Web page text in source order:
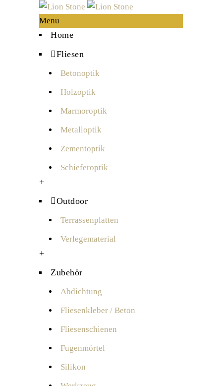
Menu
Home
Fliesen
Betonoptik
Holzoptik
Marmoroptik
Metalloptik
Zementoptik
Schieferoptik
+
Outdoor
Terrassenplatten
Verlegematerial
+
Zubehör
Abdichtung
Fliesenkleber / Beton
Fliesenschienen
Fugenmörtel
Silikon